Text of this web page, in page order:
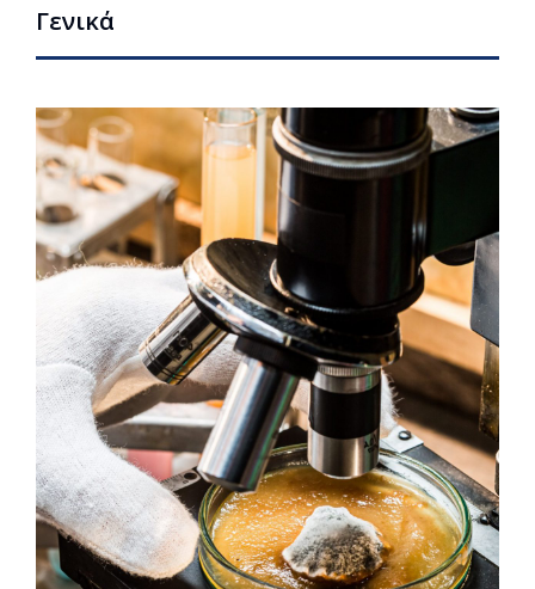
Γενικά